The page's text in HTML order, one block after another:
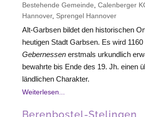
Bestehende Gemeinde Calenberger
Hannover, Sprengel Hannover
Alt-Garbsen bildet den historischen
heutigen Stadt Garbsen. Es wird 1160
Gebernessenerstmals urkundlich
bewahrte bis Ende des 19. Jh. einen
ländlichen Charakter.
Weiterlesen...
Berenbostel-Stelingen